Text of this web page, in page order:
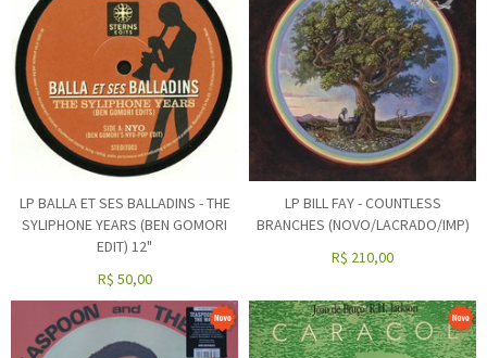
LP BALLA ET SES BALLADINS - THE
SYLIPHONE YEARS (BEN GOMORI
EDIT) 12"
R$ 50,00
LP BILL FAY - COUNTLESS
BRANCHES (NOVO/LACRADO/IMP)
R$ 210,00